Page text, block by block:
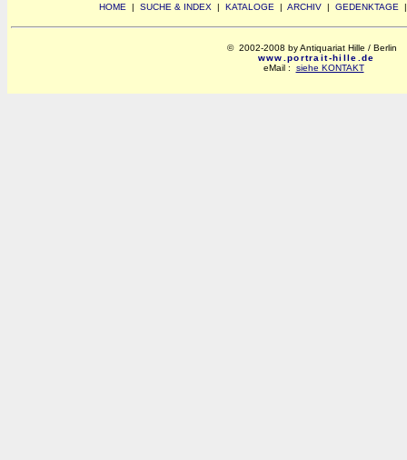
HOME | SUCHE & INDEX | KATALOGE | ARCHIV | GEDENKTAGE
© 2002-2008 by Antiquariat Hille / Berlin
www.portrait-hille.de
eMail : siehe KONTAKT